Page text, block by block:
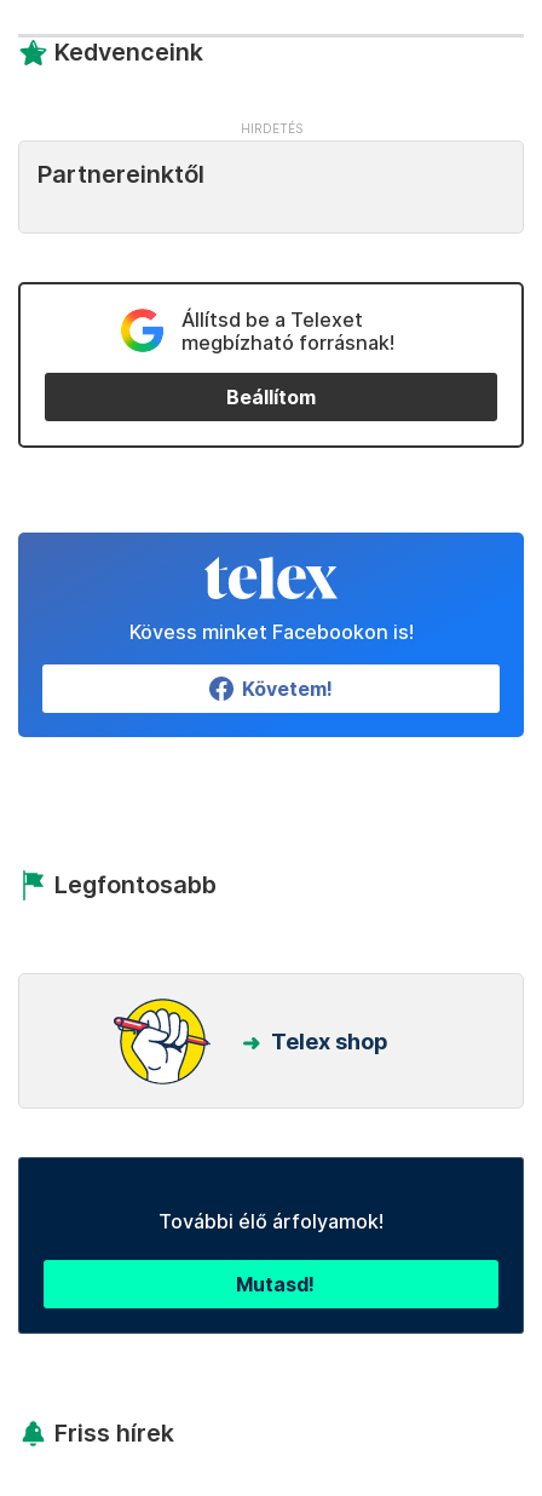
Kedvenceink
Partnereinktől
Állítsd be a Telexet
megbízható forrásnak!
Beállítom
Kövess minket Facebookon is!
Követem!
Legfontosabb
Telex shop
További élő árfolyamok!
Mutasd!
Friss hírek